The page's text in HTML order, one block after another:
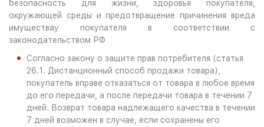
безопасность для жизни, здоровья покупателя,
окружающей среды и предотвращение причинения вреда
имуществау покупателя в соответствии с
законодательством РФ
Согласно закону о защите прав потребителя (статья
26.1. Дистанционный способ продажи товара),
покупатель вправе отказаться от товара в любое время
до его передачи, а после передачи товара в течении 7
дней. Возврат товара надлежащего качества в течении
7 дней возможен в случае, если сохранены его